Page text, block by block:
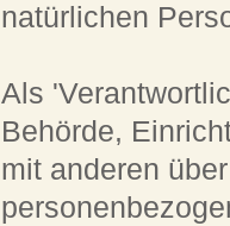
natürlichen
Als
Behörde,
mit anderen